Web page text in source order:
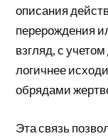
описания
перерождения
взгляд, с
логичнее
обрядами
Эта связь